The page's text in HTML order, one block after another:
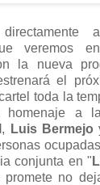
veremos
la nueva
el
toda la
homenaje a
, Luis Bermejo
conjunta en "
promete no